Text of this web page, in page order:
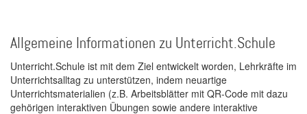
Allgemeine Informationen zu Unterricht.Schule
Unterricht.Schule ist mit dem Ziel entwickelt worden, Lehrkräfte im
Unterrichtsalltag zu unterstützen, indem neuartige
Unterrichtsmaterialien (z.B. Arbeitsblätter mit QR-Code mit dazu
gehörigen interaktiven Übungen sowie andere interaktive